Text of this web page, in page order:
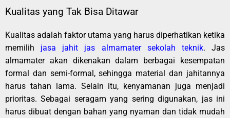
Kualitas yang Tak Bisa Ditawar
Kualitas adalah faktor utama yang harus diperhatikan ketika
memilih jasa jahit jas almamater sekolah teknik. Jas
almamater akan dikenakan dalam berbagai kesempatan
formal dan semi-formal, sehingga material dan jahitannya
harus tahan lama. Selain itu, kenyamanan juga menjadi
prioritas. Sebagai seragam yang sering digunakan, jas ini
harus dibuat dengan bahan yang nyaman dan tidak mudah